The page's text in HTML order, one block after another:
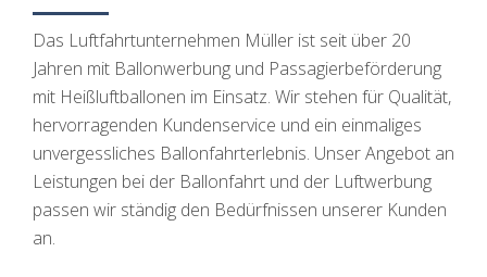
Das Luftfahrtunternehmen Müller ist seit über 20
Jahren mit Ballonwerbung und Passagierbeförderung
mit Heißluftballonen im Einsatz. Wir stehen für Qualität,
hervorragenden Kundenservice und ein einmaliges
unvergessliches Ballonfahrterlebnis. Unser Angebot an
Leistungen bei der Ballonfahrt und der Luftwerbung
passen wir ständig den Bedürfnissen unserer Kunden
an.